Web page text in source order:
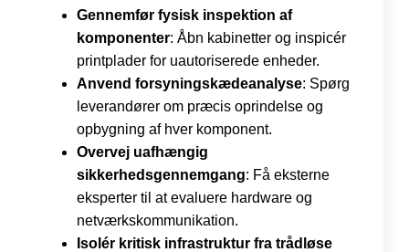
Gennemfør fysisk inspektion af
komponenter: Åbn kabinetter og inspicér
printplader for uautoriserede enheder.
Anvend forsyningskædeanalyse: Spørg
leverandører om præcis oprindelse og
opbygning af hver komponent.
Overvej uafhængig
sikkerhedsgennemgang: Få eksterne
eksperter til at evaluere hardware og
netværkskommunikation.
Isolér kritisk infrastruktur fra trådløse